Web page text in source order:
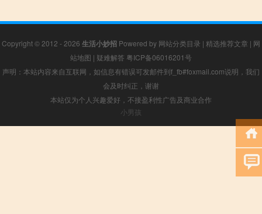
Copyright © 2012 - 2026 生活小妙招 Powered by 网站分类目录 | 精选推荐文章 | 网
站地图 | 疑难解答 粤ICP备06016201号
声明：本站内容来自互联网，如信息有错误可发邮件到f_fb#foxmail.com说明，我们
会及时纠正，谢谢
本站仅为个人兴趣爱好，不接盈利性广告及商业合作
小男孩